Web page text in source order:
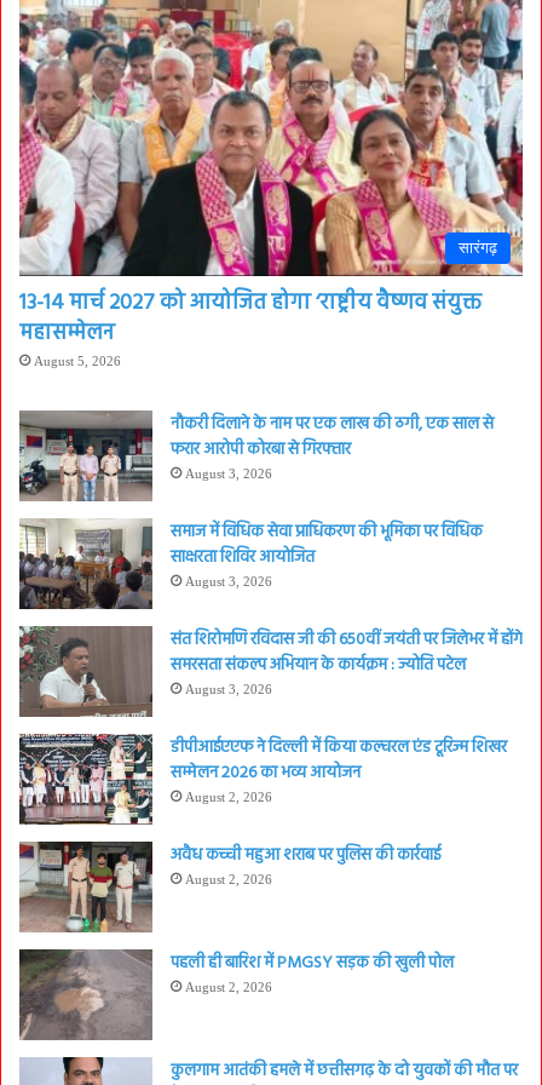
सारंगढ़
13-14 मार्च 2027 को आयोजित होगा ‘राष्ट्रीय वैष्णव संयुक्त
महासम्मेलन
August 5, 2026
नौकरी दिलाने के नाम पर एक लाख की ठगी, एक साल से
फरार आरोपी कोरबा से गिरफ्तार
August 3, 2026
समाज में विधिक सेवा प्राधिकरण की भूमिका पर विधिक
साक्षरता शिविर आयोजित
August 3, 2026
संत शिरोमणि रविदास जी की 650वीं जयंती पर जिलेभर में होंगे
समरसता संकल्प अभियान के कार्यक्रम : ज्योति पटेल
August 3, 2026
डीपीआईएएफ ने दिल्ली में किया कल्चरल एंड टूरिज्म शिखर
सम्मेलन 2026 का भव्य आयोजन
August 2, 2026
अवैध कच्ची महुआ शराब पर पुलिस की कार्रवाई
August 2, 2026
पहली ही बारिश में PMGSY सड़क की खुली पोल
August 2, 2026
कुलगाम आतंकी हमले में छत्तीसगढ़ के दो युवकों की मौत पर